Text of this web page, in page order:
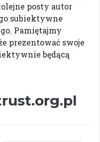
posty autor
subiektywne
Pamiętajmy
prezentować swoje
będącą